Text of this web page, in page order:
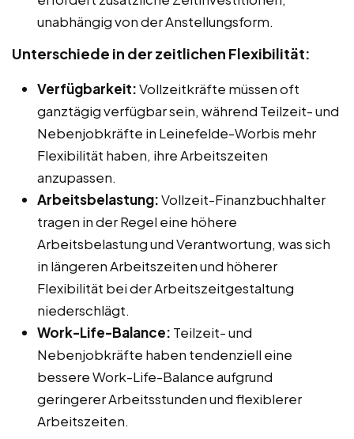
unabhängig von der Anstellungsform.
Unterschiede in der zeitlichen Flexibilität:
Verfügbarkeit:Vollzeitkräfte müssen oft
ganztägig verfügbar sein, während Teilzeit- und
Nebenjobkräfte in Leinefelde-Worbis mehr
Flexibilität haben, ihre Arbeitszeiten
anzupassen.
Arbeitsbelastung:Vollzeit-Finanzbuchhalter
tragen in der Regel eine höhere
Arbeitsbelastung und Verantwortung, was sich
in längeren Arbeitszeiten und höherer
Flexibilität bei der Arbeitszeitgestaltung
niederschlägt.
Work-Life-Balance: Teilzeit- und
Nebenjobkräfte haben tendenziell eine
bessere Work-Life-Balance aufgrund
geringerer Arbeitsstunden und flexiblerer
Arbeitszeiten.